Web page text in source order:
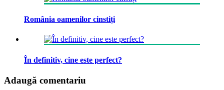
România oamenilor cinstiți
În definitiv, cine este perfect?
Adaugă comentariu